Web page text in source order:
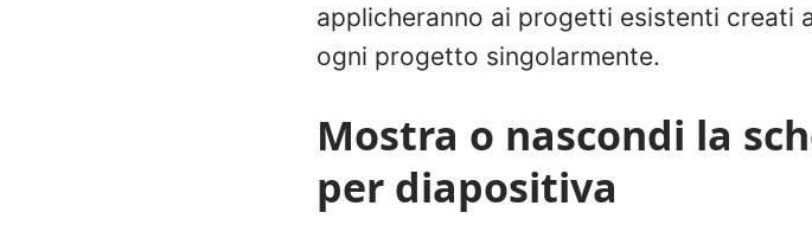
applicheranno ai progetti esistenti creati
ogni progetto singolarmente.
Mostra o nascondi la
per diapositiva